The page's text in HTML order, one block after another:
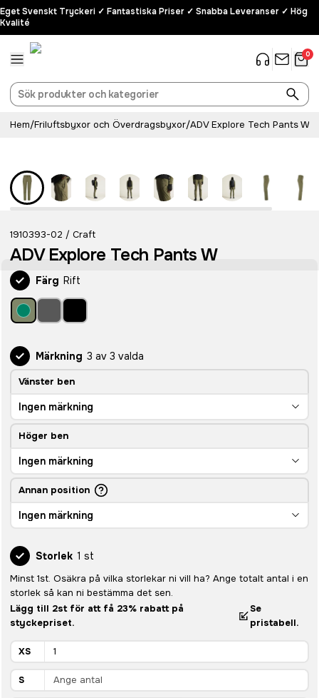
Eget Svenskt Tryckeri ✓ Fantastiska Priser ✓ Snabba Leveranser ✓ Hög
Kvalité
0
Hem/Friluftsbyxor och Överdragsbyxor/ADV Explore Tech Pants W
1910393-02 / Craft
ADV Explore Tech Pants W
Färg Rift
Märkning 3 av 3 valda
Vänster ben
Ingen märkning
Höger ben
Ingen märkning
Annan position
Ingen märkning
Storlek 1 st
Minst 1st. Osäkra på vilka storlekar ni vill ha? Ange totalt antal i en
storlek så kan ni bestämma det sen.
Lägg till 2st för att få 23% rabatt på
styckepriset.
Se
pristabell.
XS
S